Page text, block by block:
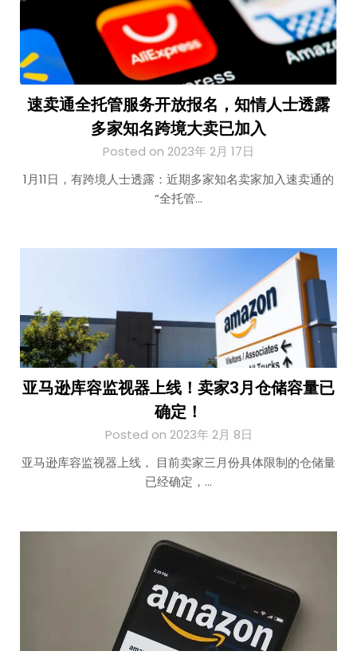
速卖通全托管服务开放报名，知情人士透露
多家知名跨境大卖已加入
Posted on 2023年 2月 17日
1月11日，有跨境人士透露：近期多家知名卖家加入速卖通的
“全托管…
亚马逊库容监视器上线！卖家3月仓储容量已
确定！
Posted on 2023年 2月 8日
亚马逊库容监视器上线， 目前卖家三月份具体限制的仓储量
已经确定，…